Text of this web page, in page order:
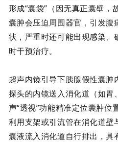
形成“囊袋”（因无真正囊壁，
囊肿会压迫周围器官，引发腹
状，严重时还可能出现感染、
时干预治疗。
超声内镜引导下胰腺假性囊
探头的内镜送入消化道（如胃
声“透视”功能精准定位囊肿位
利用支架或引流管在消化道壁
囊液流入消化道自行排出，